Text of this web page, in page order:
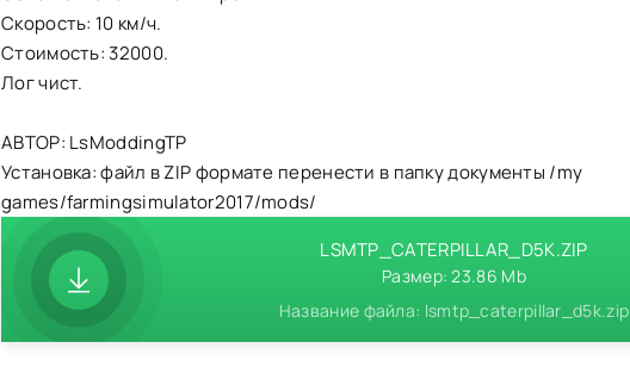
Скорость: 10 км/ч.
Стоимость: 32000.
Лог чист.
АВТОР: LsModdingTP
Установка: файл в ZIP формате перенести в папку документы /my
games/farmingsimulator2017/mods/
LSMTP_CATERPILLAR_D5K.ZIP
Размер: 23.86 Mb
Название файла: lsmtp_caterpillar_d5k.zip